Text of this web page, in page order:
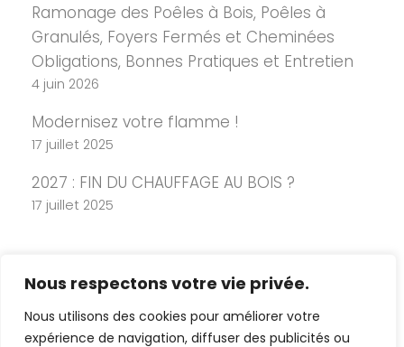
Nous respectons votre vie privée.
Nous utilisons des cookies pour améliorer votre
expérience de navigation, diffuser des publicités ou
Ramonage des Poêles à Bois, Poêles à
Granulés, Foyers Fermés et Cheminées
Obligations, Bonnes Pratiques et Entretien
4 juin 2026
Modernisez votre flamme !
17 juillet 2025
2027 : FIN DU CHAUFFAGE AU BOIS ?
17 juillet 2025